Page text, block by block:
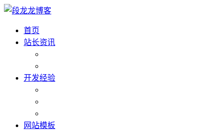
首页
站长资讯
开发经验
网站模板